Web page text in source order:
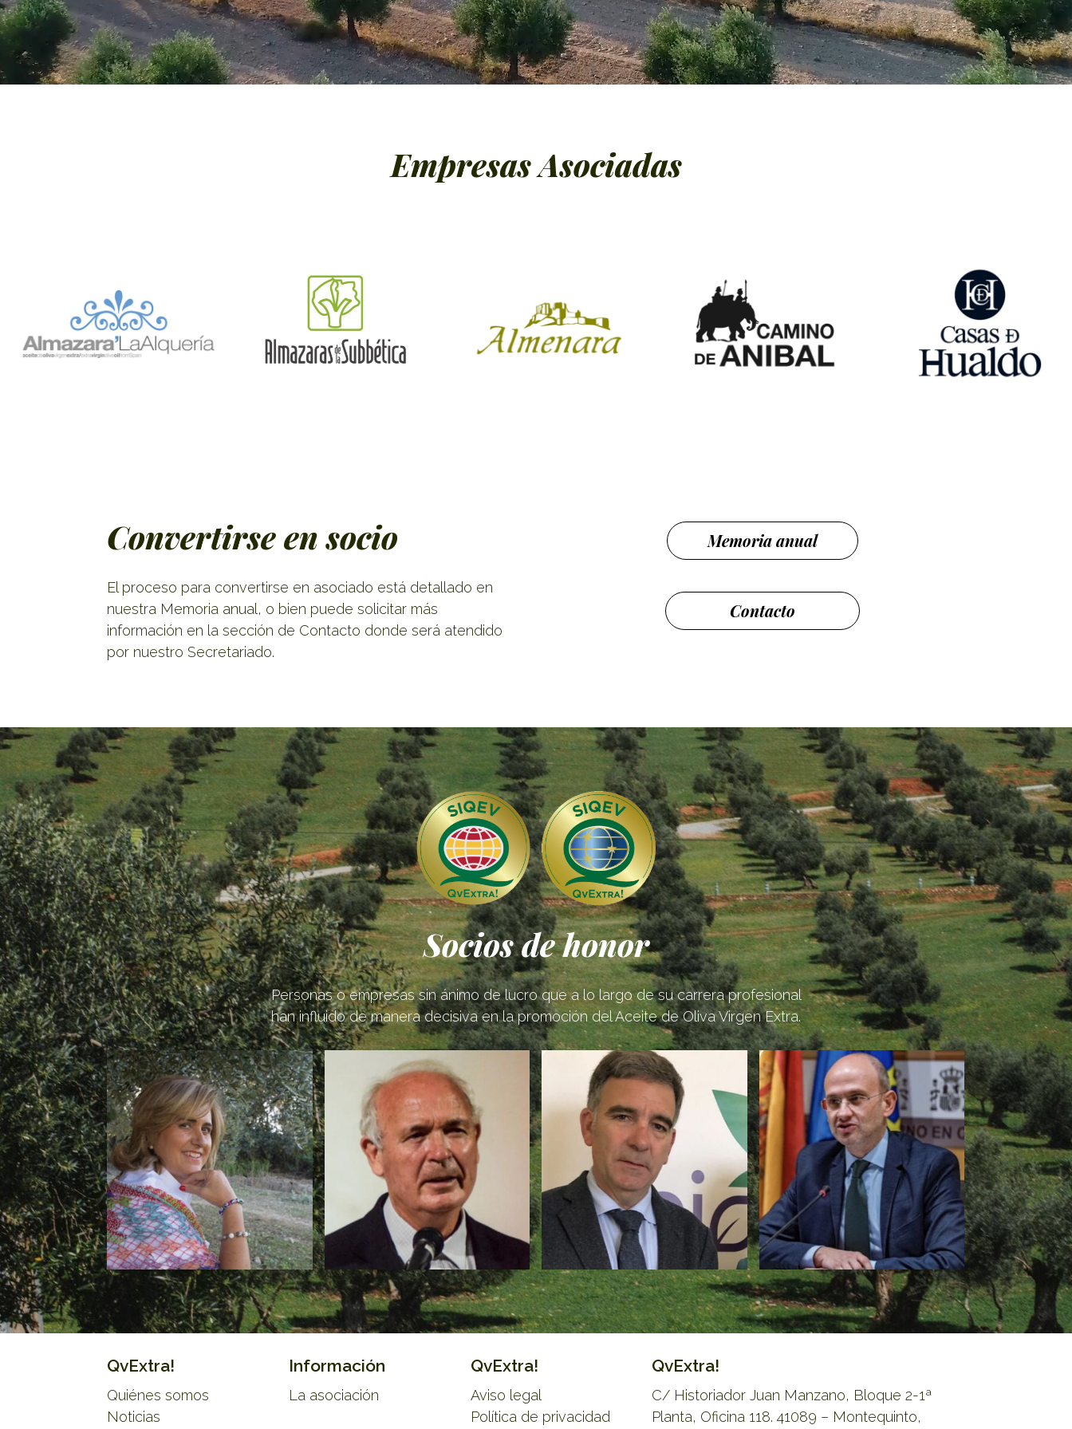
Empresas Asociadas
Convertirse en socio
El proceso para convertirse en asociado está detallado en
nuestra Memoria anual, o bien puede solicitar más
información en la sección de Contacto donde será atendido
por nuestro Secretariado.
Memoria anual
Contacto
Socios de honor
Personas o empresas sin ánimo de lucro que a lo largo de su carrera profesional
han influido de manera decisiva en la promoción del Aceite de Oliva Virgen Extra.
QvExtra!
Quiénes somos
Noticias
Información
La asociación
QvExtra!
Aviso legal
Política de privacidad
QvExtra!
C/ Historiador Juan Manzano, Bloque 2-1ª
Planta, Oficina 118. 41089 – Montequinto,